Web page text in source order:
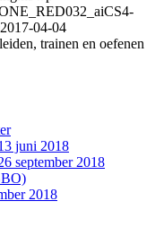
2017-04-04
trainen en oefenen
juni 2018
september 2018
2018